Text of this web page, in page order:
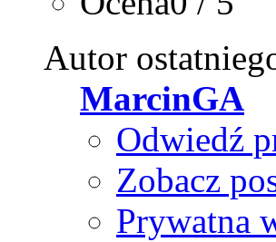
Autor
MarcinGA
Odwiedź
Zobacz
Prywatna